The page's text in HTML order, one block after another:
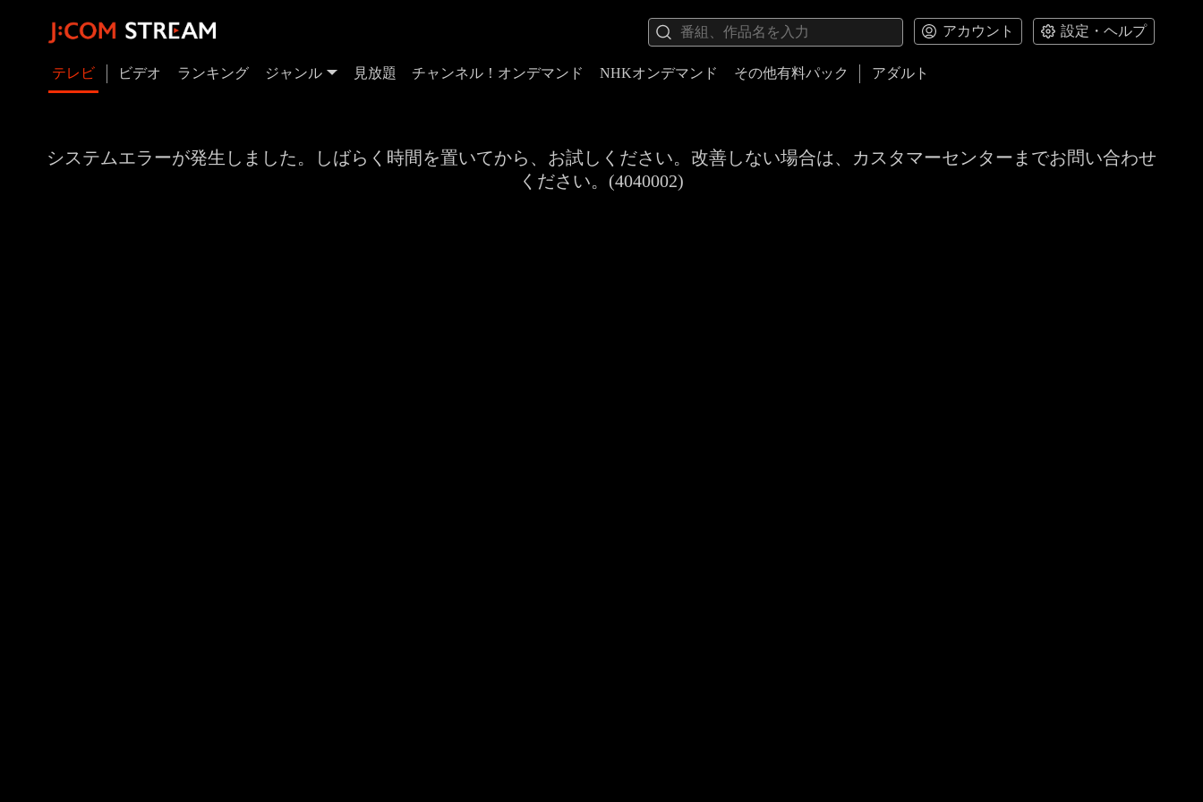
アカウント 設定・ヘルプ
テレビ ビデオ ランキング ジャンル 見放題 チャンネル！オンデマンド NHKオンデマンド その他有料パック アダルト
システムエラーが発生しました。しばらく時間を置いてから、お試しください。改善しない場合は、カスタマーセンターまでお問い合わせ
ください。(4040002)